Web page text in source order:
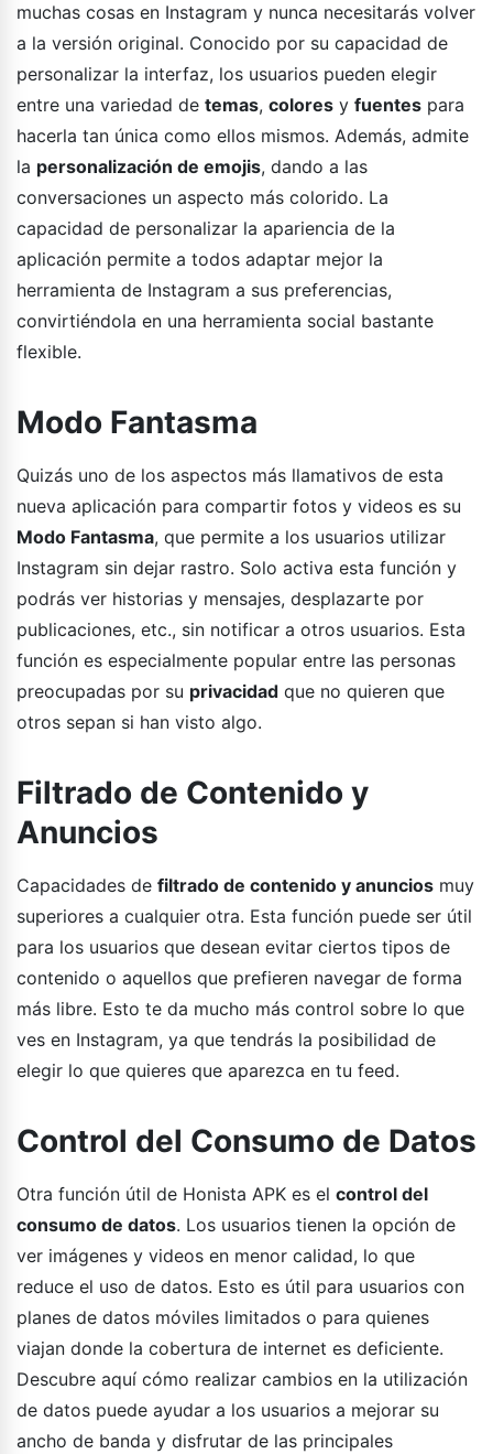
muchas cosas en Instagram y nunca necesitarás volver
a la versión original. Conocido por su capacidad de
personalizar la interfaz, los usuarios pueden elegir
entre una variedad de temas, colores y fuentes para
hacerla tan única como ellos mismos. Además, admite
la personalización de emojis, dando a las
conversaciones un aspecto más colorido. La
capacidad de personalizar la apariencia de la
aplicación permite a todos adaptar mejor la
herramienta de Instagram a sus preferencias,
convirtiéndola en una herramienta social bastante
flexible.
Modo Fantasma
Quizás uno de los aspectos más llamativos de esta
nueva aplicación para compartir fotos y videos es su
Modo Fantasma, que permite a los usuarios utilizar
Instagram sin dejar rastro. Solo activa esta función y
podrás ver historias y mensajes, desplazarte por
publicaciones, etc., sin notificar a otros usuarios. Esta
función es especialmente popular entre las personas
preocupadas por su privacidad que no quieren que
otros sepan si han visto algo.
Filtrado de Contenido y
Anuncios
Capacidades de filtrado de contenido y anuncios muy
superiores a cualquier otra. Esta función puede ser útil
para los usuarios que desean evitar ciertos tipos de
contenido o aquellos que prefieren navegar de forma
más libre. Esto te da mucho más control sobre lo que
ves en Instagram, ya que tendrás la posibilidad de
elegir lo que quieres que aparezca en tu feed.
Control del Consumo de Datos
Otra función útil de Honista APK es el control del
consumo de datos. Los usuarios tienen la opción de
ver imágenes y videos en menor calidad, lo que
reduce el uso de datos. Esto es útil para usuarios con
planes de datos móviles limitados o para quienes
viajan donde la cobertura de internet es deficiente.
Descubre aquí cómo realizar cambios en la utilización
de datos puede ayudar a los usuarios a mejorar su
ancho de banda y disfrutar de las principales